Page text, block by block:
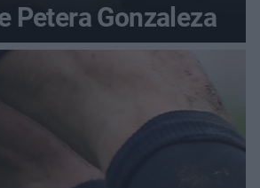
Petera Gonzaleza